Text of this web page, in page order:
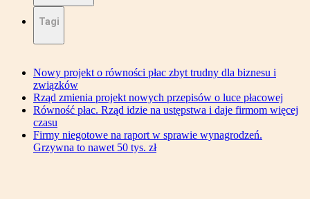
Tagi
Nowy projekt o równości płac zbyt trudny dla biznesu i
związków
Rząd zmienia projekt nowych przepisów o luce płacowej
Równość płac. Rząd idzie na ustępstwa i daje firmom więcej
czasu
Firmy niegotowe na raport w sprawie wynagrodzeń.
Grzywna to nawet 50 tys. zł